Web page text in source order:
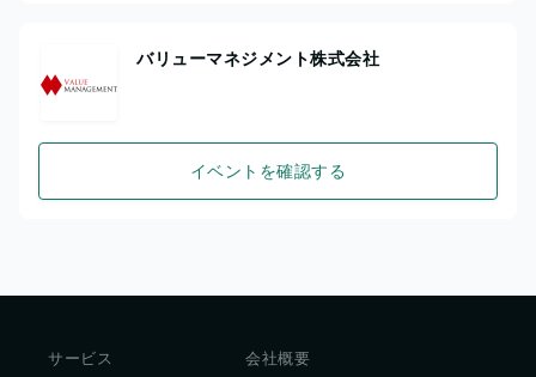
バリューマネジメント株式会社
イベントを確認する
サービス 会社概要